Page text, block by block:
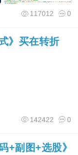
0
117012
》买在转折
0
142422
+副图+选股》